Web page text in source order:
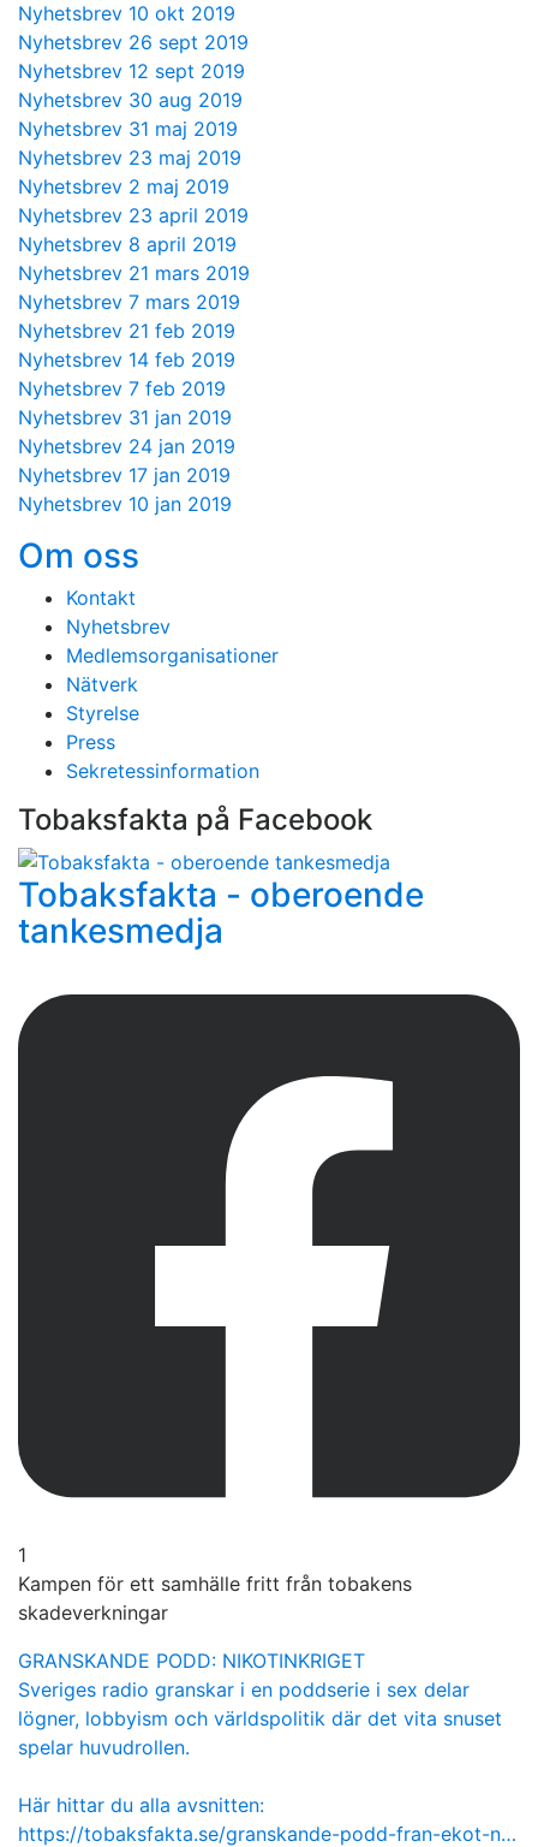
Nyhetsbrev 10 okt 2019
Nyhetsbrev 26 sept 2019
Nyhetsbrev 12 sept 2019
Nyhetsbrev 30 aug 2019
Nyhetsbrev 31 maj 2019
Nyhetsbrev 23 maj 2019
Nyhetsbrev 2 maj 2019
Nyhetsbrev 23 april 2019
Nyhetsbrev 8 april 2019
Nyhetsbrev 21 mars 2019
Nyhetsbrev 7 mars 2019
Nyhetsbrev 21 feb 2019
Nyhetsbrev 14 feb 2019
Nyhetsbrev 7 feb 2019
Nyhetsbrev 31 jan 2019
Nyhetsbrev 24 jan 2019
Nyhetsbrev 17 jan 2019
Nyhetsbrev 10 jan 2019
Om oss
Kontakt
Nyhetsbrev
Medlemsorganisationer
Nätverk
Styrelse
Press
Sekretessinformation
Tobaksfakta på Facebook
Tobaksfakta - oberoende
tankesmedja
1
Kampen för ett samhälle fritt från tobakens
skadeverkningar
GRANSKANDE PODD: NIKOTINKRIGET
Sveriges radio granskar i en poddserie i sex delar
lögner, lobbyism och världspolitik där det vita snuset
spelar huvudrollen.
Här hittar du alla avsnitten:
https://tobaksfakta.se/granskande-podd-fran-ekot-n…